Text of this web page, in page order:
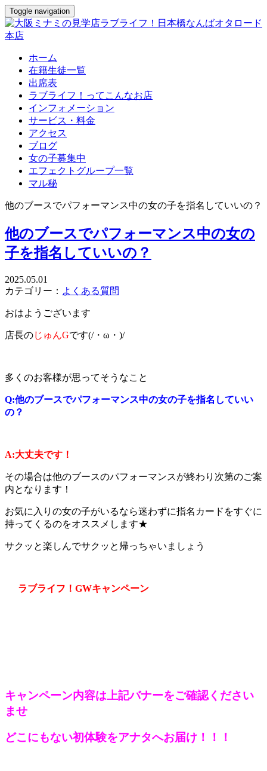
Toggle navigation
ホーム
在籍生徒一覧
出席表
ラブライフ！ってこんなお店
インフォメーション
サービス・料金
アクセス
ブログ
女の子募集中
エフェクトグループ一覧
マル秘
他のブースでパフォーマンス中の女の子を指名していいの？
他のブースでパフォーマンス中の女の
子を指名していいの？
2025.05.01
カテゴリー： よくある質問
おはようございます
店長のじゅんGです(/・ω・)/
多くのお客様が思ってそうなこと
Q:他のブースでパフォーマンス中の女の子を指名していい
の？
A:大丈夫です！
その場合は他のブースのパフォーマンスが終わり次第のご案
内となります！
お気に入りの女の子がいるなら迷わずに指名カードをすぐに
持ってくるのをオススメします★
サクッと楽しんでサクッと帰っちゃいましょう
ラブライフ！GWキャンペーン
キャンペーン内容は上記バナーをご確認ください
ませ
どこにもない初体験をアナタへお届け！！！